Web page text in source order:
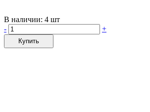
В наличии: 4 шт
-
+
Купить